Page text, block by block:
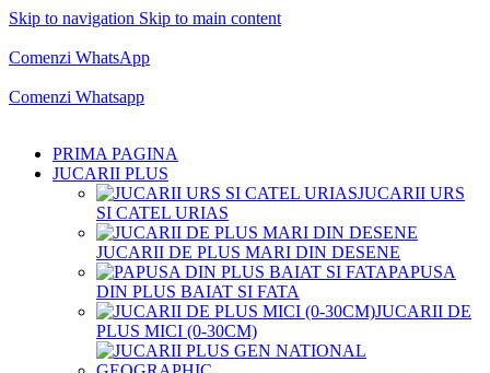
Skip to navigation Skip to main content
Comenzi WhatsApp
Comenzi Whatsapp
PRIMA PAGINA
JUCARII PLUS
JUCARII URS
SI CATEL URIAS
JUCARII DE PLUS MARI DIN DESENE
PAPUSA
DIN PLUS BAIAT SI FATA
JUCARII DE
PLUS MICI (0-30CM)